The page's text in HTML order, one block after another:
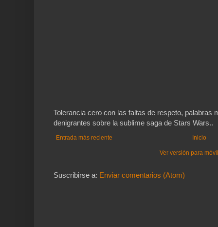
Tolerancia cero con las faltas de respeto, palabras
denigrantes sobre la sublime saga de Stars Wars..
Entrada más reciente Inicio
Ver versión para
Suscribirse a: Enviar comentarios (Atom)